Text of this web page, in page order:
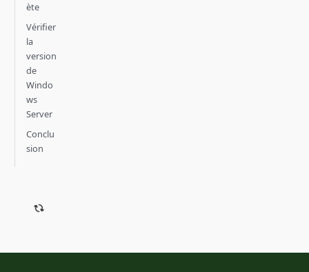
ète
Vérifier
la
version
de
Windo
ws
Server
Conclu
sion